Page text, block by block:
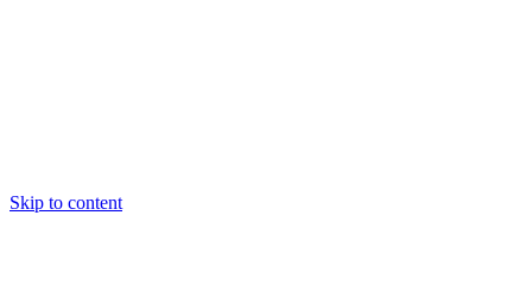
Skip to content